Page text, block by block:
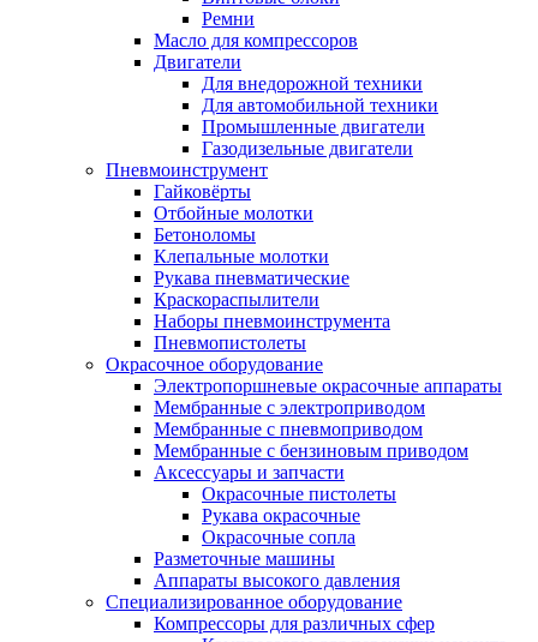
Ремни
Масло для компрессоров
Двигатели
Для внедорожной техники
Для автомобильной техники
Промышленные двигатели
Газодизельные двигатели
Пневмоинструмент
Гайковёрты
Отбойные молотки
Бетоноломы
Клепальные молотки
Рукава пневматические
Краскораспылители
Наборы пневмоинструмента
Пневмопистолеты
Окрасочное оборудование
Электропоршневые окрасочные аппараты
Мембранные с электроприводом
Мембранные с пневмоприводом
Мембранные с бензиновым приводом
Аксессуары и запчасти
Окрасочные пистолеты
Рукава окрасочные
Окрасочные сопла
Разметочные машины
Аппараты высокого давления
Специализированное оборудование
Компрессоры для различных сфер